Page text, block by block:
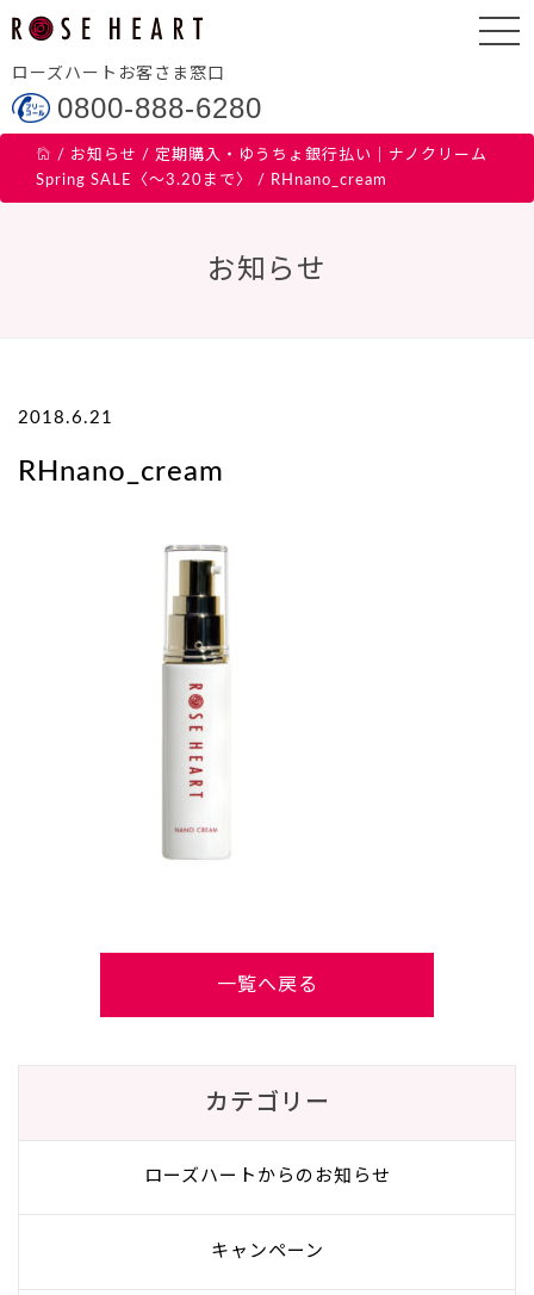
ローズハートお客さま窓口
0800-888-6280
/ お知らせ / 定期購入・ゆうちょ銀行払い｜ナノクリーム
Spring SALE〈～3.20まで〉
/ RHnano_cream
お知らせ
2018.6.21
RHnano_cream
一覧へ戻る
カテゴリー
ローズハートからのお知らせ
キャンペーン